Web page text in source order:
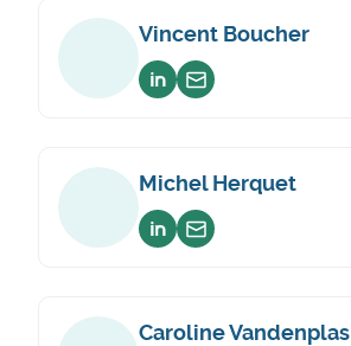
Vincent Boucher
Voir sur linkedin
Envoyer un email
Michel Herquet
Voir sur linkedin
Envoyer un email
Caroline Vandenplas